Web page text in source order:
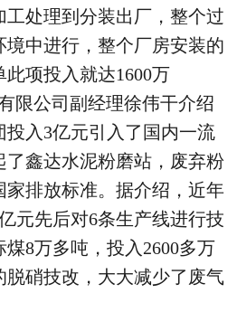
处理到分装出厂，整个过
中进行，整个厂房安装的
项投入就达1600万
限公司副经理徐伟干介绍
投入3亿元引入了国内一流
了鑫达水泥粉磨站，废弃粉
家排放标准。据介绍，近年
元先后对6条生产线进行技
8万多吨，投入2600多万
脱硝技改，大大减少了废气